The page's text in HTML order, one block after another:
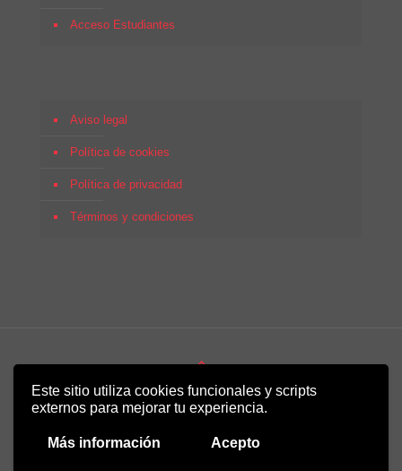
Este sitio utiliza cookies funcionales y scripts
externos para mejorar tu experiencia.
Más información Acepto
Acceso Estudiantes
Aviso legal
Política de cookies
Política de privacidad
Términos y condiciones
Copyright 2022 - Desirée Bela-Lobedde